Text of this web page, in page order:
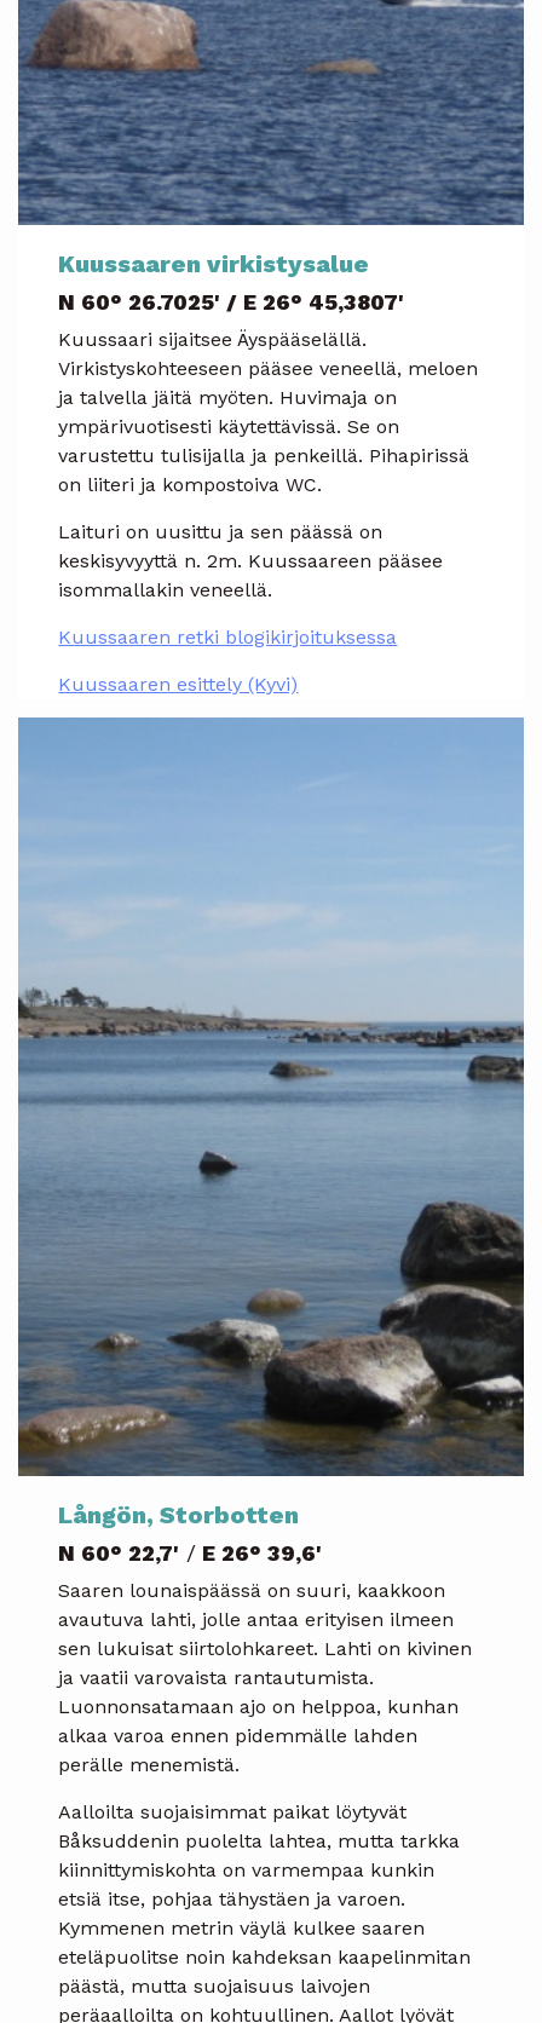
Kuussaaren virkistysalue
N 60° 26.7025' / E 26° 45,3807'
Kuussaari sijaitsee Äyspääselällä.
Virkistyskohteeseen pääsee veneellä, meloen
ja talvella jäitä myöten. Huvimaja on
ympärivuotisesti käytettävissä. Se on
varustettu tulisijalla ja penkeillä. Pihapirissä
on liiteri ja kompostoiva WC.
Laituri on uusittu ja sen päässä on
keskisyvyyttä n. 2m. Kuussaareen pääsee
isommallakin veneellä.
Kuussaaren retki blogikirjoituksessa
Kuussaaren esittely (Kyvi)
Långön, Storbotten
N 60° 22,7' / E 26° 39,6'
Saaren lounaispäässä on suuri, kaakkoon
avautuva lahti, jolle antaa erityisen ilmeen
sen lukuisat siirtolohkareet. Lahti on kivinen
ja vaatii varovaista rantautumista.
Luonnonsatamaan ajo on helppoa, kunhan
alkaa varoa ennen pidemmälle lahden
perälle menemistä.
Aalloilta suojaisimmat paikat löytyvät
Båksuddenin puolelta lahtea, mutta tarkka
kiinnittymiskohta on varmempaa kunkin
etsiä itse, pohjaa tähystäen ja varoen.
Kymmenen metrin väylä kulkee saaren
eteläpuolitse noin kahdeksan kaapelinmitan
päästä, mutta suojaisuus laivojen
peräaalloilta on kohtuullinen. Aallot lyövät